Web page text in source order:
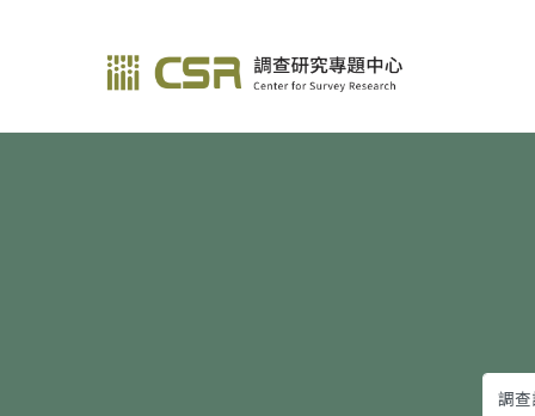
調查研究—方法與應用期